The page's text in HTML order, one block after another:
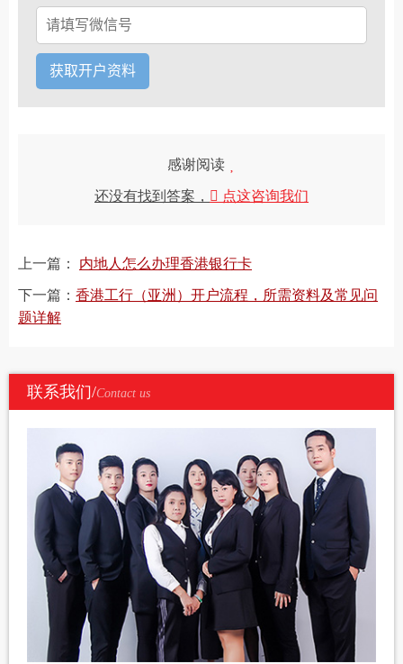
感谢阅读
还没有找到答案， 点这咨询我们
上一篇： 内地人怎么办理香港银行卡
下一篇： 香港工行（亚洲）开户流程，所需资料及常见问
题详解
联系我们/Contact us